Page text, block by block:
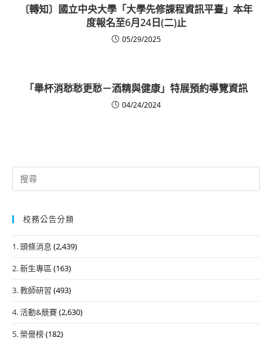
〔轉知〕國立中央大學「大學先修課程資訊平臺」本年
度報名至6月24日(二)止
05/29/2025
「舉杯消愁愁更愁－酒精與健康」特展預約導覽資訊
04/24/2024
Search
for:
校務公告分類
1. 頭條消息 (2,439)
2. 新生專區 (163)
3. 教師研習 (493)
4. 活動&競賽(2,630)
5. 榮譽榜(182)